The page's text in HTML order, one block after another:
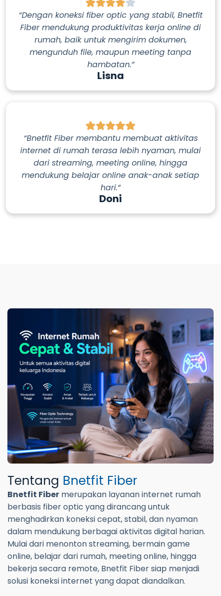
“Dengan koneksi fiber optic yang stabil, Bnetfit
Fiber mendukung produktivitas kerja online di
rumah, baik untuk mengirim dokumen,
mengunduh file, maupun meeting tanpa
hambatan.”
Lisna
“Bnetfit Fiber membantu membuat aktivitas
internet di rumah terasa lebih nyaman, mulai
dari streaming, meeting online, hingga
mendukung belajar online anak-anak setiap
hari.”
Doni
Tentang Bnetfit Fiber
Bnetfit Fiber merupakan layanan internet rumah
berbasis fiber optic yang dirancang untuk
menghadirkan koneksi cepat, stabil, dan nyaman
dalam mendukung berbagai aktivitas digital harian.
Mulai dari menonton streaming, bermain game
online, belajar dari rumah, meeting online, hingga
bekerja secara remote, Bnetfit Fiber siap menjadi
solusi koneksi internet yang dapat diandalkan.